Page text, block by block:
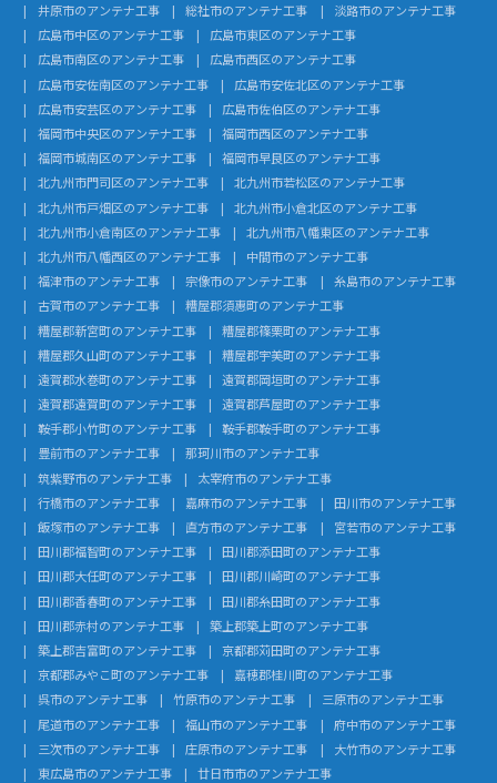
井原市のアンテナ工事
総社市のアンテナ工事
淡路市のアンテナ工事
広島市中区のアンテナ工事
広島市東区のアンテナ工事
広島市南区のアンテナ工事
広島市西区のアンテナ工事
広島市安佐南区のアンテナ工事
広島市安佐北区のアンテナ工事
広島市安芸区のアンテナ工事
広島市佐伯区のアンテナ工事
福岡市中央区のアンテナ工事
福岡市西区のアンテナ工事
福岡市城南区のアンテナ工事
福岡市早良区のアンテナ工事
北九州市門司区のアンテナ工事
北九州市若松区のアンテナ工事
北九州市戸畑区のアンテナ工事
北九州市小倉北区のアンテナ工事
北九州市小倉南区のアンテナ工事
北九州市八幡東区のアンテナ工事
北九州市八幡西区のアンテナ工事
中間市のアンテナ工事
福津市のアンテナ工事
宗像市のアンテナ工事
糸島市のアンテナ工事
古賀市のアンテナ工事
糟屋郡須惠町のアンテナ工事
糟屋郡新宮町のアンテナ工事
糟屋郡篠栗町のアンテナ工事
糟屋郡久山町のアンテナ工事
糟屋郡宇美町のアンテナ工事
遠賀郡水巻町のアンテナ工事
遠賀郡岡垣町のアンテナ工事
遠賀郡遠賀町のアンテナ工事
遠賀郡芦屋町のアンテナ工事
鞍手郡小竹町のアンテナ工事
鞍手郡鞍手町のアンテナ工事
豊前市のアンテナ工事
那珂川市のアンテナ工事
筑紫野市のアンテナ工事
太宰府市のアンテナ工事
行橋市のアンテナ工事
嘉麻市のアンテナ工事
田川市のアンテナ工事
飯塚市のアンテナ工事
直方市のアンテナ工事
宮若市のアンテナ工事
田川郡福智町のアンテナ工事
田川郡添田町のアンテナ工事
田川郡大任町のアンテナ工事
田川郡川崎町のアンテナ工事
田川郡香春町のアンテナ工事
田川郡糸田町のアンテナ工事
田川郡赤村のアンテナ工事
築上郡築上町のアンテナ工事
築上郡吉富町のアンテナ工事
京都郡苅田町のアンテナ工事
京都郡みやこ町のアンテナ工事
嘉穂郡桂川町のアンテナ工事
呉市のアンテナ工事
竹原市のアンテナ工事
三原市のアンテナ工事
尾道市のアンテナ工事
福山市のアンテナ工事
府中市のアンテナ工事
三次市のアンテナ工事
庄原市のアンテナ工事
大竹市のアンテナ工事
東広島市のアンテナ工事
廿日市市のアンテナ工事